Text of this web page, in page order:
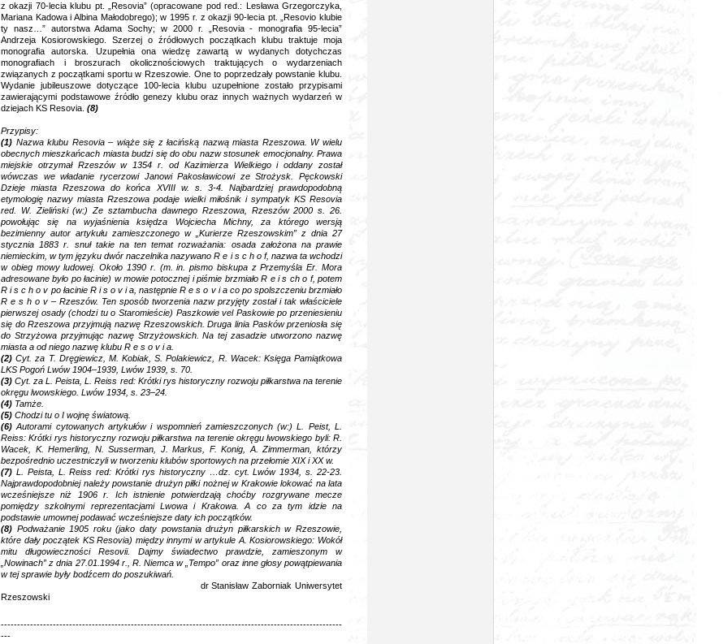
z okazji 70-lecia klubu pt. „Resovia” (opracowane pod red.: Lesława Grzegorczyka,
Mariana Kadowa i Albina Małodobrego); w 1995 r. z okazji 90-lecia pt. „Resovio klubie
ty nasz…” autorstwa Adama Sochy; w 2000 r. „Resovia - monografia 95-lecia”
Andrzeja Kosiorowskiego. Szerzej o źródłowych początkach klubu traktuje moja
monografia autorska. Uzupełnia ona wiedzę zawartą w wydanych dotychczas
monografiach i broszurach okolicznościowych traktujących o wydarzeniach
związanych z początkami sportu w Rzeszowie. One to poprzedzały powstanie klubu.
Wydanie jubileuszowe dotyczące 100-lecia klubu uzupełnione zostało przypisami
zawierającymi podstawowe źródło genezy klubu oraz innych ważnych wydarzeń w
dziejach KS Resovia. (8)
Przypisy:
(1) Nazwa klubu Resovia – wiąże się z łacińską nazwą miasta Rzeszowa. W wielu
obecnych mieszkańcach miasta budzi się do obu nazw stosunek emocjonalny. Prawa
miejskie otrzymał Rzeszów w 1354 r. od Kazimierza Wielkiego i oddany został
wówczas we władanie rycerzowi Janowi Pakosławicowi ze Strożysk. Pęckowski
Dzieje miasta Rzeszowa do końca XVIII w. s. 3-4. Najbardziej prawdopodobną
etymologię nazwy miasta Rzeszowa podaje wielki miłośnik i sympatyk KS Resovia
red. W. Zieliński (w:) Ze sztambucha dawnego Rzeszowa, Rzeszów 2000 s. 26.
powołując się na wyjaśnienia księdza Wojciecha Michny, za którego wersją
bezimienny autor artykułu zamieszczonego w „Kurierze Rzeszowskim” z dnia 27
stycznia 1883 r. snuł takie na ten temat rozważania: osada założona na prawie
niemieckim, w tym języku dwór naczelnika nazywano R e i s c h o f, nazwa ta wchodzi
w obieg mowy ludowej. Około 1390 r. (m. in. pismo biskupa z Przemyśla Er. Mora
adresowane było po łacinie) w mowie potocznej i piśmie brzmiało R e i s ch o f, potem
R i s c h o v po łacinie R i s o v i a, następnie R e s o v i a co po spolszczeniu brzmiało
R e s h o v – Rzeszów. Ten sposób tworzenia nazw przyjęty został i tak właściciele
pierwszej osady (chodzi tu o Staromieście) Paszkowie vel Paskowie po przeniesieniu
się do Rzeszowa przyjmują nazwę Rzeszowskich. Druga linia Pasków przeniosła się
do Strzyżowa przyjmując nazwę Strzyżowskich. Na tej zasadzie utworzono nazwę
miasta a od niego nazwę klubu R e s o v i a.
(2) Cyt. za T. Dręgiewicz, M. Kobiak, S. Polakiewicz, R. Wacek: Księga Pamiątkowa
LKS Pogoń Lwów 1904–1939, Lwów 1939, s. 70.
(3) Cyt. za L. Peista, L. Reiss red: Krótki rys historyczny rozwoju piłkarstwa na terenie
okręgu lwowskiego. Lwów 1934, s. 23–24.
(4) Tamże.
(5) Chodzi tu o I wojnę światową.
(6) Autorami cytowanych artykułów i wspomnień zamieszczonych (w:) L. Peist, L.
Reiss: Krótki rys historyczny rozwoju piłkarstwa na terenie okręgu lwowskiego byli: R.
Wacek, K. Hemerling, N. Susserman, J. Markus, F. Konig, A. Zimmerman, którzy
bezpośrednio uczestniczyli w tworzeniu klubów sportowych na przełomie XIX i XX w.
(7) L. Peista, L. Reiss red: Krótki rys historyczny …dz. cyt. Lwów 1934, s. 22-23.
Najprawdopodobniej należy powstanie drużyn piłki nożnej w Krakowie lokować na lata
wcześniejsze niż 1906 r. Ich istnienie potwierdzają choćby rozgrywane mecze
pomiędzy szkolnymi reprezentacjami Lwowa i Krakowa. A co za tym idzie na
podstawie umownej podawać wcześniejsze daty ich początków.
(8) Podważanie 1905 roku (jako daty powstania drużyn piłkarskich w Rzeszowie,
które dały początek KS Resovia) między innymi w artykule A. Kosiorowskiego: Wokół
mitu długowieczności Resovii. Dajmy świadectwo prawdzie, zamieszonym w
„Nowinach” z dnia 27.01.1994 r., R. Niemca w „Tempo” oraz inne głosy powątpiewania
w tej sprawie były bodźcem do poszukiwań.
dr Stanisław Zaborniak Uniwersytet
Rzeszowski
---------------------------------------------------------------------------------------------------------
---